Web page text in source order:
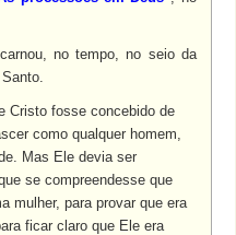
no tempo, no seio da
Cristo fosse concebido de
como qualquer homem,
Mas Ele devia ser
se compreendesse que
mulher, para provar que era
ficar claro que Ele era